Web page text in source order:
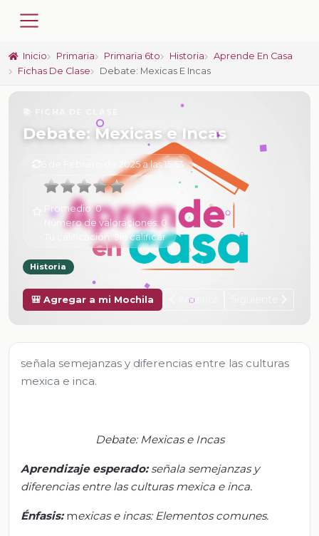
Inicio Primaria Primaria 6to Historia
Aprende En Casa
Fichas De Clase
Debate: Mexicas E Incas
Debate: Mexicas e Incas
6 de Febrero de 2025 a las 15:53
Promedio:0
Número de valoraciones:0
Tu calificación:Sin calificar
Historia
🎒 Agregar a mi Mochila Anterior
señala semejanzas y diferencias entre las culturas
mexica e inca.
Debate: Mexicas e Incas
Aprendizajeesperado: señala semejanzas y
diferencias entre las culturas mexica e inca.
Énfasis:mexicas e incas: Elementos comunes.